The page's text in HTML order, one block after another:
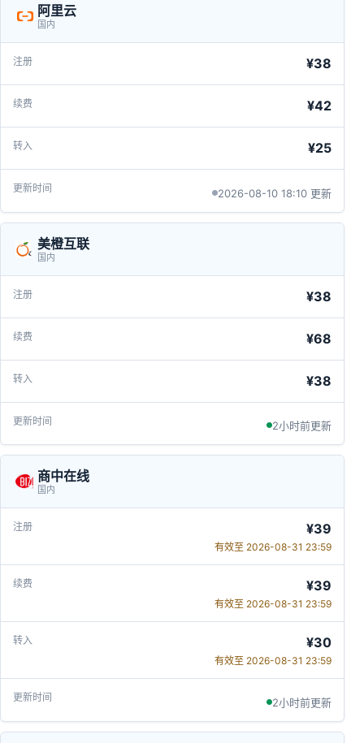
阿里云
国内
¥38
¥42
¥25
2026-08-10 18:10 更新
美橙互联
国内
¥38
¥68
¥38
2小时前更新
商中在线
国内
¥39
有效至 2026-08-31 23:59
¥39
有效至 2026-08-31 23:59
¥30
有效至 2026-08-31 23:59
2小时前更新